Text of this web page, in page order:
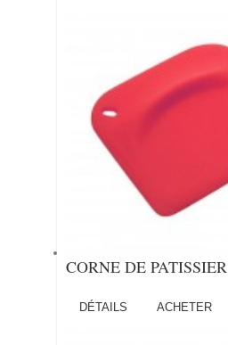
CORNE DE PATISSIER
DÉTAILS ACHETER